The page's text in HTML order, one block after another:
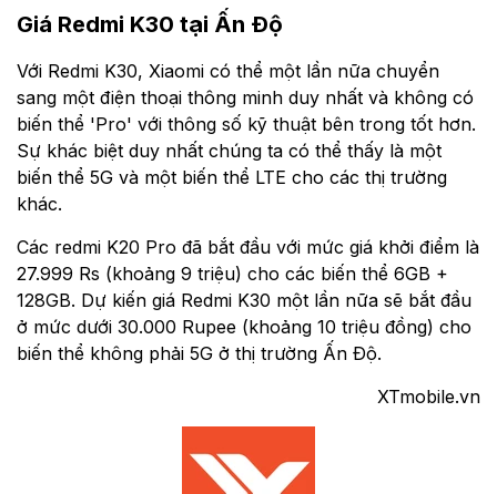
Giá Redmi K30 tại Ấn Độ
Với Redmi K30, Xiaomi có thể một lần nữa chuyển
sang một điện thoại thông minh duy nhất và không có
biến thể 'Pro' với thông số kỹ thuật bên trong tốt hơn.
Sự khác biệt duy nhất chúng ta có thể thấy là một
biến thể 5G và một biến thể LTE cho các thị trường
khác.
Các redmi K20 Pro đã bắt đầu với mức giá khởi điểm là
27.999 Rs (khoảng 9 triệu) cho các biến thể 6GB +
128GB. Dự kiến giá Redmi K30 một lần nữa ​​sẽ bắt đầu
ở mức dưới 30.000 Rupee (khoảng 10 triệu đồng) cho
biến thể không phải 5G ở thị trường Ấn Độ.
XTmobile.vn